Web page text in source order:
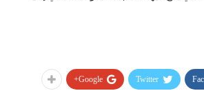
Twitter
Google+